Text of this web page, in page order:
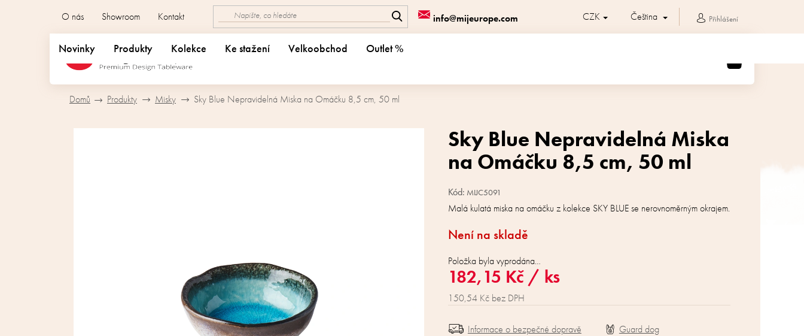
info@mijeurope.com
O nás Showroom Kontakt CZK Čeština Přihlášení
NÁKUPNÍ
KOŠÍK
Novinky Produkty Kolekce Ke stažení Velkoobchod Outlet %
Domů Produkty Misky Sky Blue Nepravidelná Miska na Omáčku 8,5 cm, 50 ml
182,15 Kč / ks
150,54 Kč bez DPH
Není na skladě
Položka byla vyprodána…
Malá kulatá miska na omáčku z kolekce SKY BLUE se nerovnoměrným okrajem.
Informace o bezpečné dopravě
Sky Blue Nepravidelná Miska
na Omáčku 8,5 cm, 50 ml
Kód: MIJC5091